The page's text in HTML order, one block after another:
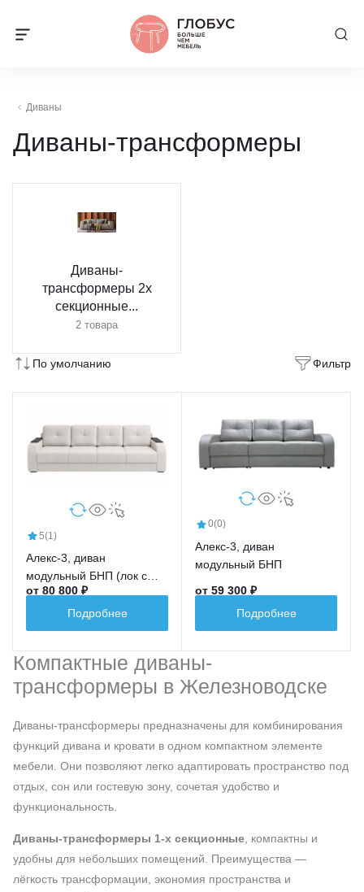
Диваны
Диваны-трансформеры
Диваны-
трансформеры 2х
секционные...
2 товара
По умолчанию Фильтр
5(1)
Алекс-3, диван
модульный БНП (лок с
накл. МДФ+кр+див+кр+лок
с накл. МДФ)
от 80 800 ₽
Подробнее
0(0)
Алекс-3, диван
модульный БНП
от 59 300 ₽
Подробнее
Компактные диваны-
трансформеры в Железноводске
Диваны-трансформеры предназначены для комбинирования
функций дивана и кровати в одном компактном элементе
мебели. Они позволяют легко адаптировать пространство под
отдых, сон или гостевую зону, сочетая удобство и
функциональность.
Диваны-трансформеры 1-х секционные, компактны и
удобны для небольших помещений. Преимущества —
лёгкость трансформации, экономия пространства и